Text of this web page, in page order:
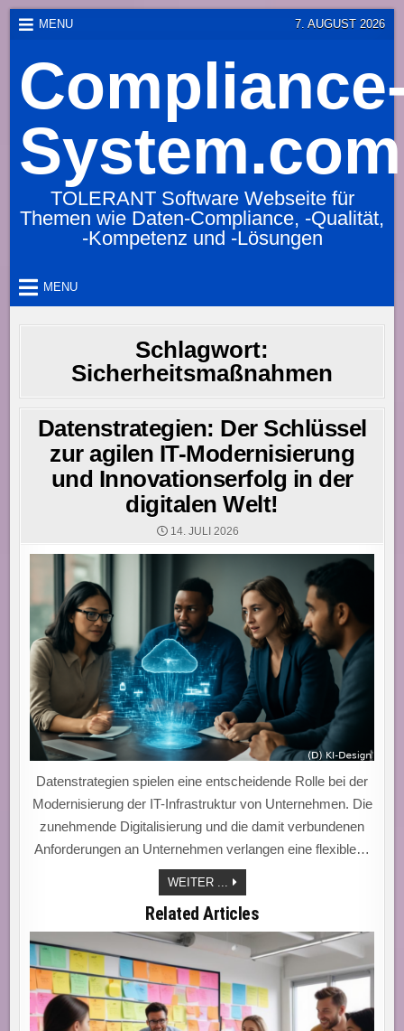
Skip
content
MENU 7. AUGUST 2026
System.com
TOLERANT Software Webseite für
Themen wie Daten-Compliance, -Qualität,
-Kompetenz und -Lösungen
MENU
Schlagwort:
Sicherheitsmaßnahmen
Datenstrategien: Der Schlüssel
zur agilen IT-Modernisierung
und Innovationserfolg in der
digitalen Welt!
14. JULI 2026
Datenstrategien spielen eine entscheidende Rolle bei der
Modernisierung der IT-Infrastruktur von Unternehmen. Die
zunehmende Digitalisierung und die damit verbundenen
Anforderungen an Unternehmen verlangen eine flexible…
WEITER ... DATENSTRATEGIEN:
DER
SCHLÜSSEL
ZUR
AGILEN
IT-
MODERNISIERUNG
INNOVATIONSERFOLG
IN
DER
DIGITALEN
WELT!
Related Articles